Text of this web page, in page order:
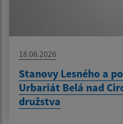
18.06.2026
Stanovy Lesného a
Urbariát Belá nad
družstva